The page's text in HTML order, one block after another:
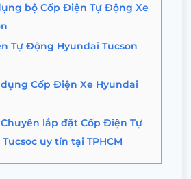
bộ Cốp Điện Tự Động Xe
Tự Động Hyundai Tucson
Cốp Điện Xe Hyundai
lắp đặt Cốp Điện Tự
uy tín tại TPHCM